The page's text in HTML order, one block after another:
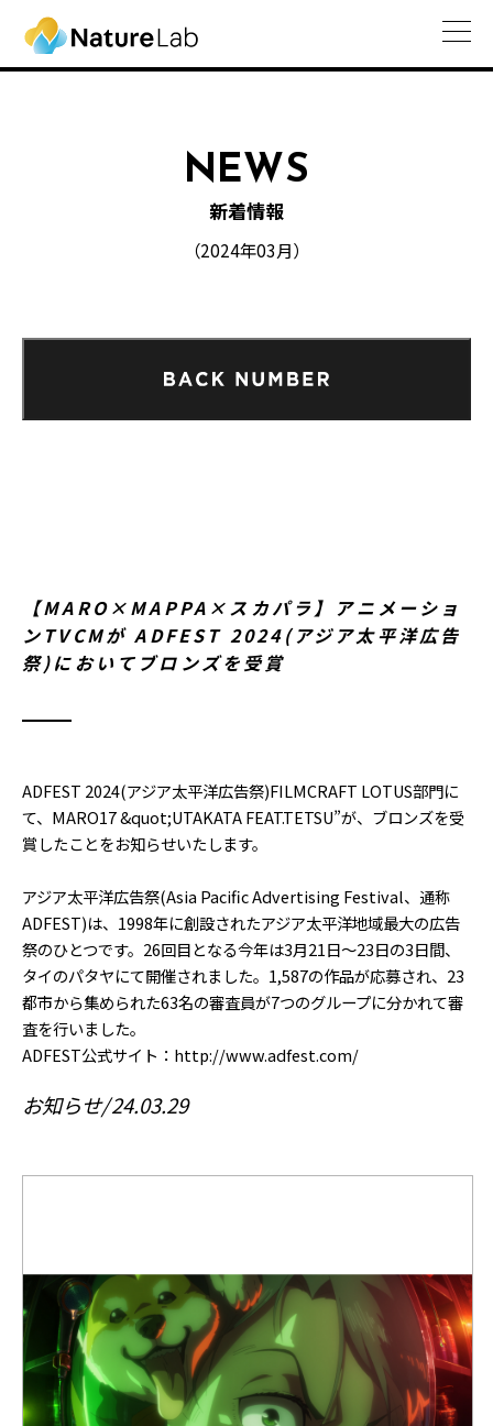
NEWS
新着情報
（2024年03月）
【MARO×MAPPA×スカパラ】アニメーショ
ンTVCMが ADFEST 2024(アジア太平洋広告
祭)においてブロンズを受賞
ADFEST 2024(アジア太平洋広告祭)FILMCRAFT LOTUS部⾨に
て、MARO17 &quot;UTAKATA FEAT.TETSU”が、ブロンズを受
賞したことをお知らせいたします。
アジア太平洋広告祭(Asia Pacific Advertising Festival、通称
ADFEST)は、1998年に創設されたアジア太平洋地域最大の広告
祭のひとつです。26回目となる今年は3月21日〜23日の3日間、
タイのパタヤにて開催されました。1,587の作品が応募され、23
都市から集められた63名の審査員が7つのグループに分かれて審
査を行いました。
ADFEST公式サイト：http://www.adfest.com/
お知らせ 24.03.29